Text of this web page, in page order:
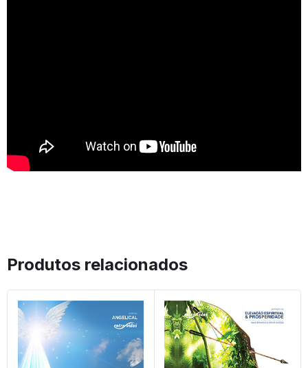
Produtos relacionados